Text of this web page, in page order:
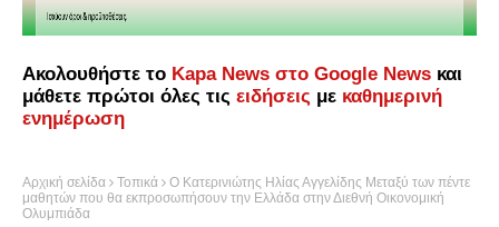
Ακολουθήστε το Kapa News στο Google News και
μάθετε πρώτοι όλες τις ειδήσεις με καθημερινή
ενημέρωση
Αρχική σελίδα Τοπικά
Ο Κατερινιώτης Ηλίας Αγγελίδης Μεταξύ των πέντε
μαθητών που θα εκπροσωπήσουν την Ελλάδα στην Διεθνή Οικονομική
Ολυμπιάδα